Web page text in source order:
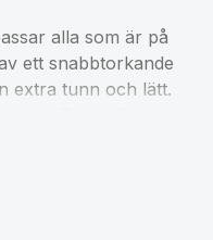
alla som är på
ett snabbtorkande
extra tunn och lätt.